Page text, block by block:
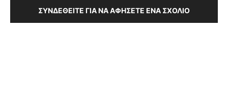
ΣΥΝΔΕΘΕΊΤΕ ΓΙΑ ΝΑ ΑΦΉΣΕΤΕ ΈΝΑ ΣΧΌΛΙΟ